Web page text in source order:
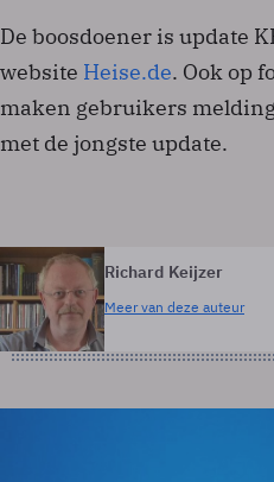
De boosdoener is update
website Heise.de. Ook op
maken gebruikers
met de jongste update.
Richard Keijzer
Meer van deze auteur